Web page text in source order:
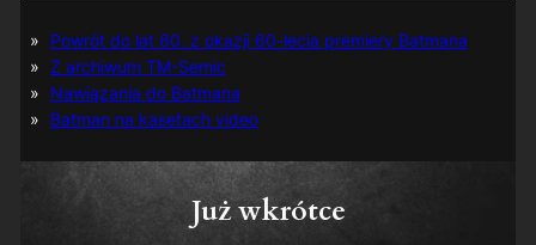
Powrót do lat 60. z okazji 60-lecia premiery Batmana
Z archiwum TM-Semic
Nawiązania do Batmana
Batman na kasetach video
Już wkrótce